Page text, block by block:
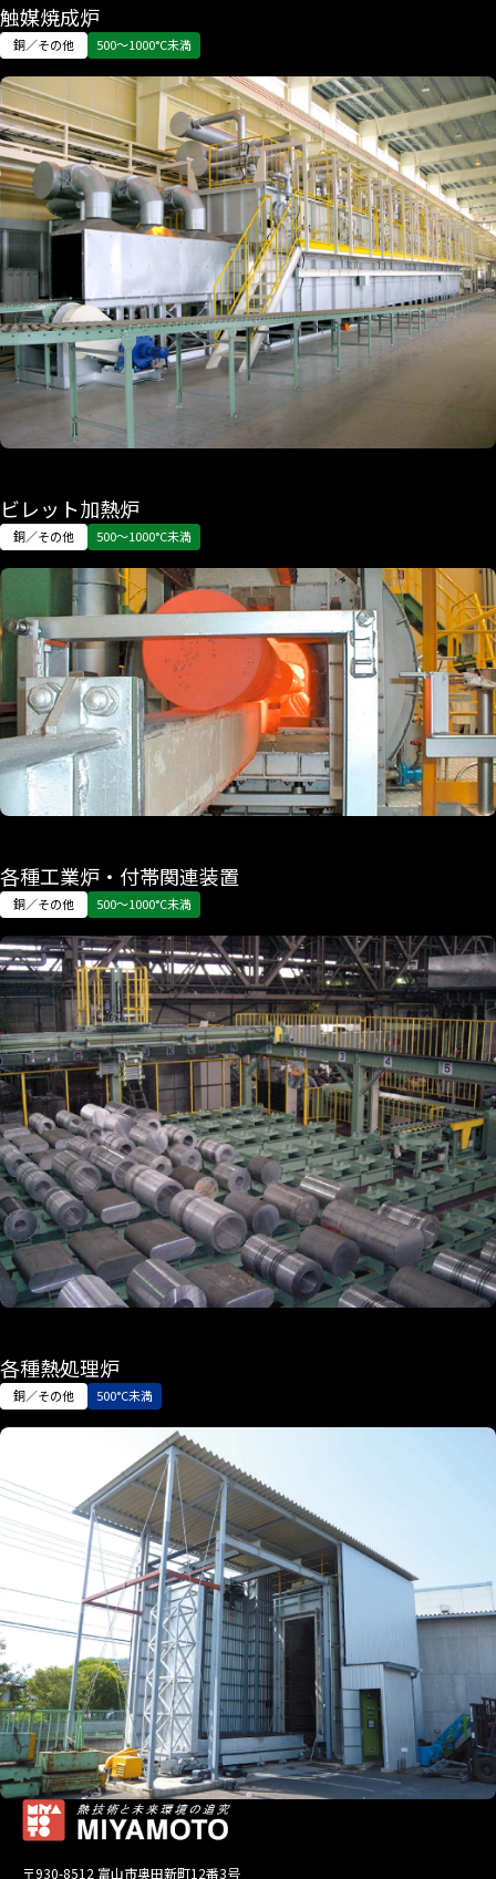
触媒焼成炉
銅／その他 500〜1000°C未満
ビレット加熱炉
銅／その他 500〜1000°C未満
各種工業炉・付帯関連装置
銅／その他 500〜1000°C未満
各種熱処理炉
銅／その他 500°C未満
〒930-8512 富山市奥田新町12番3号